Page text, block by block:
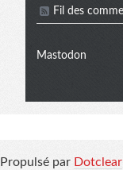
Fil des
Mastodon
Propulsé par Dotclear